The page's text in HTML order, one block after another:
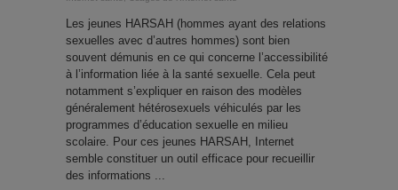
Les jeunes HARSAH (hommes ayant des relations
sexuelles avec d’autres hommes) sont bien
souvent démunis en ce qui concerne l’accessibilité
à l’information liée à la santé sexuelle. Cela peut
notamment s’expliquer en raison des modèles
généralement hétérosexuels véhiculés par les
programmes d’éducation sexuelle en milieu
scolaire. Pour ces jeunes HARSAH, Internet
semble constituer un outil efficace pour recueillir
des informations ...